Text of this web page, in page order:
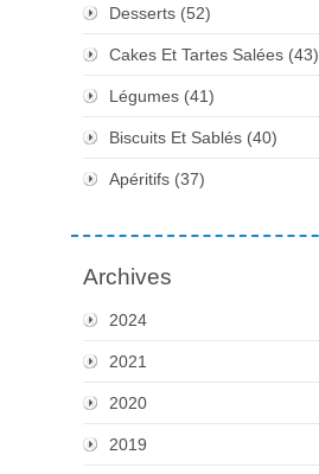
Desserts (52)
Cakes Et Tartes Salées (43)
Légumes (41)
Biscuits Et Sablés (40)
Apéritifs (37)
Archives
2024
2021
2020
2019